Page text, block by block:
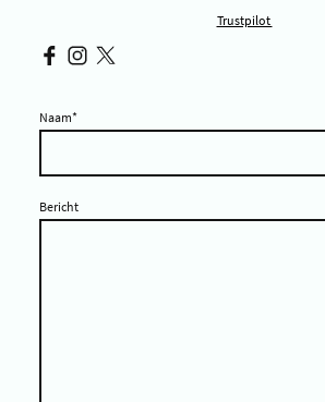
Trustpilot
Naam*
Bericht